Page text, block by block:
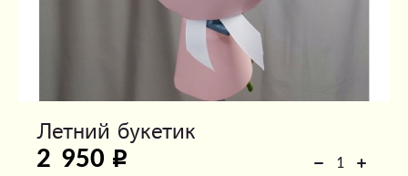
Летний букетик
2 950